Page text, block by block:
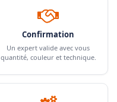
Confirmation
Un expert valide avec vous
quantité, couleur et technique.